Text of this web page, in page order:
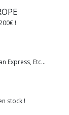
!
Express, Etc...
stock !